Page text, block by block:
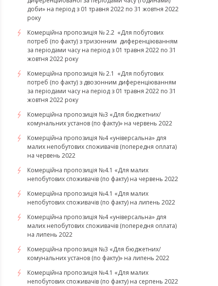
доби» на період з 01 травня 2022 по 31 жовтня 2022
року
Комерційна пропозиція № 2.2 «Для побутових
потреб (по факту) з тризонним диференціюванням
за періодами часу на період з 01 травня 2022 по 31
жовтня 2022 року
Комерційна пропозиція № 2.1 «Для побутових
потреб (по факту) з двозонним диференціюванням
за періодами часу на період з 01 травня 2022 по 31
жовтня 2022 року
Комерційна пропозиція №3 «Для бюджетних/
комунальних установ (по факту)» на червень 2022
Комерційна пропозиція №4 «універсальна» для
малих непобутових споживачів (попередня оплата)
на червень 2022
Комерційна пропозиція №4.1 «Для малих
непобутових споживачів (по факту) на червень 2022
Комерційна пропозиція №4.1 «Для малих
непобутових споживачів (по факту) на липень 2022
Комерційна пропозиція №4 «універсальна» для
малих непобутових споживачів (попередня оплата)
на липень 2022
Комерційна пропозиція №3 «Для бюджетних/
комунальних установ (по факту)» на липень 2022
Комерційна пропозиція №4.1 «Для малих
непобутових споживачів (по факту) на серпень 2022